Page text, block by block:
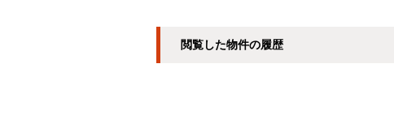
閲覧した物件の履歴